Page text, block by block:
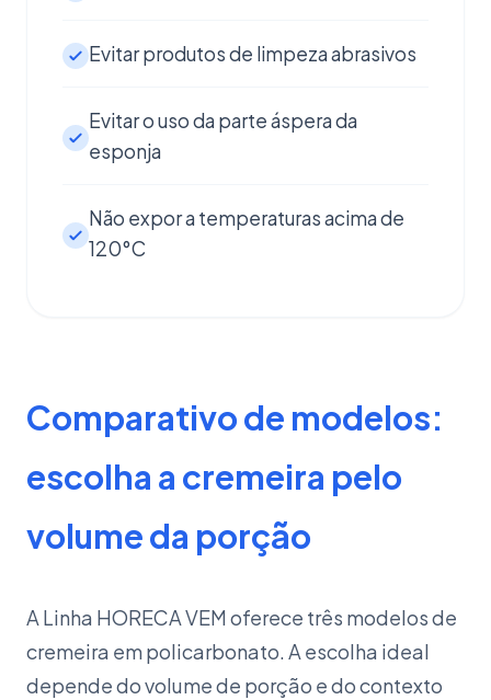
Evitar produtos de limpeza abrasivos
Evitar o uso da parte áspera da
esponja
Não expor a temperaturas acima de
120°C
Comparativo de modelos:
escolha a cremeira pelo
volume da porção
A Linha HORECA VEM oferece três modelos de
cremeira em policarbonato. A escolha ideal
depende do volume de porção e do contexto